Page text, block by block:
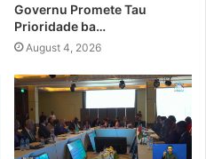
Governu Promete Tau
Prioridade ba…
August 4, 2026